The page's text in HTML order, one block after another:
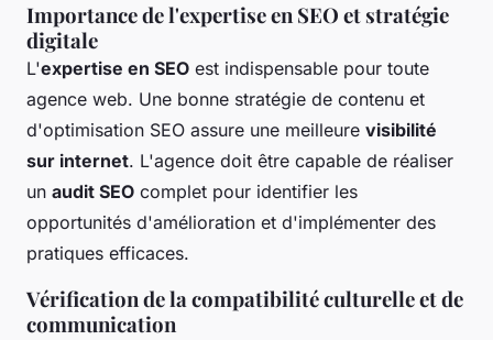
Importance de l'expertise en SEO et stratégie
digitale
L'expertise en SEO est indispensable pour toute
agence web. Une bonne stratégie de contenu et
d'optimisation SEO assure une meilleure visibilité
sur internet. L'agence doit être capable de réaliser
un audit SEO complet pour identifier les
opportunités d'amélioration et d'implémenter des
pratiques efficaces.
Vérification de la compatibilité culturelle et de
communication